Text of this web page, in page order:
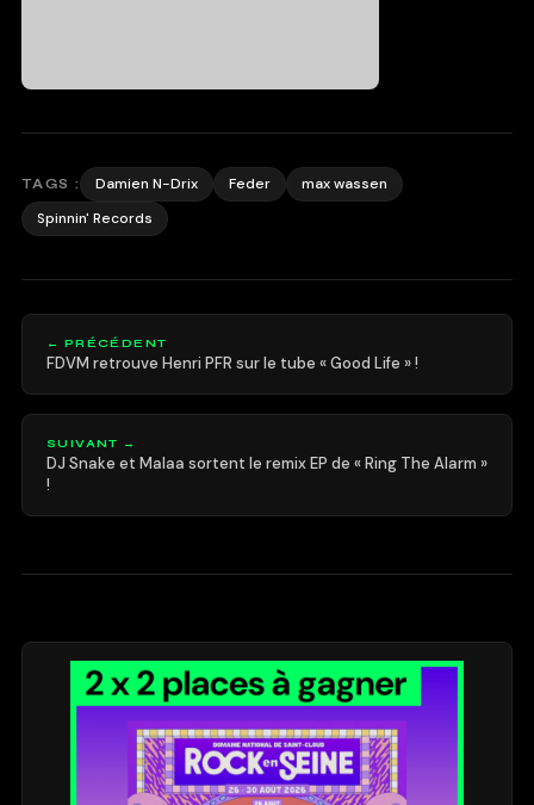
TAGS : Damien N-Drix Feder
max wassen
Spinnin' Records
← PRÉCÉDENT
FDVM retrouve Henri PFR sur le tube « Good Life » !
SUIVANT →
DJ Snake et Malaa sortent le remix EP de « Ring The Alarm »
!